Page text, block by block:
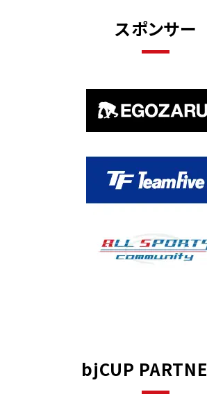
スポンサー
bjCUP